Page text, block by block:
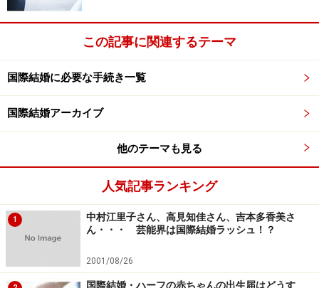
この記事に関連するテーマ
国際結婚に必要な手続き一覧
国際結婚アーカイブ
他のテーマも見る
人気記事ランキング
1
中村江里子さん、高見知佳さん、吉本多香美さ
ん・・・ 芸能界は国際結婚ラッシュ！？
2001/08/26
国際結婚・ハーフの赤ちゃんの出生届はどうす